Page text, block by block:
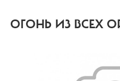
ОГОНЬ ИЗ ВСЕХ